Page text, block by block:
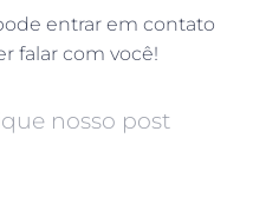
entrar em contato
falar com você!
nosso post